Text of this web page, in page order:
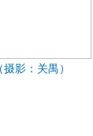
影：关禺）